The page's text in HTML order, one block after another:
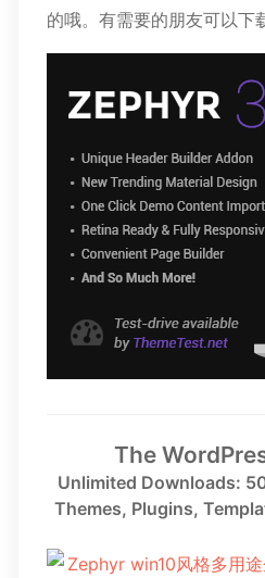
的哦。有需要的朋友可以下
The
Unlimited Downloads:
Themes, Plugins,